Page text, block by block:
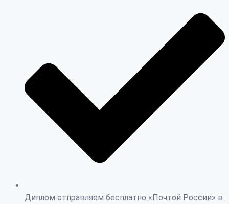
Диплом отправляем бесплатно «Почтой России» в